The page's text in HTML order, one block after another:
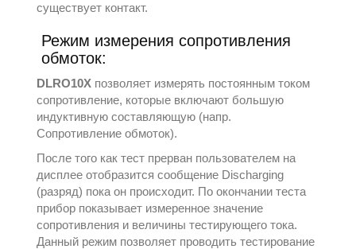
существует контакт.
Режим измерения сопротивления
обмоток:
DLRO10X позволяет измерять постоянным током
сопротивление, которые включают большую
индуктивную составляющую (напр.
Сопротивление обмоток).
После того как тест прерван пользователем на
дисплее отобразится сообщение Discharging
(разряд) пока он происходит. По окончании теста
прибор показывает измеренное значение
сопротивления и величины тестирующего тока.
Данный режим позволяет проводить тестирование